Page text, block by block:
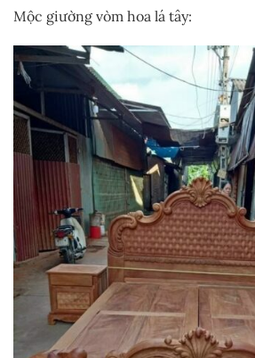
Mộc giường vòm hoa lá tây: